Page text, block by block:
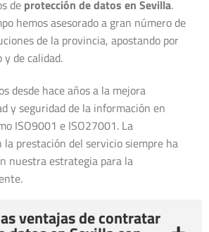
de protección de datos en Sevilla.
hemos asesorado a gran número de
de la provincia, apostando por
de calidad.
desde hace años a la mejora
y seguridad de la información en
ISO9001 e ISO27001. La
la prestación del servicio siempre ha
nuestra estrategia para la
ventajas de contratar